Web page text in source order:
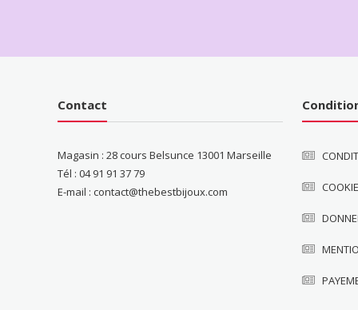
Contact
Magasin : 28 cours Belsunce 13001 Marseille
Tél : 04 91 91 37 79
E-mail : contact@thebestbijoux.com